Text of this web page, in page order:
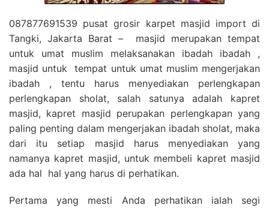
087877691539 pusat grosir karpet masjid import di
Tangki, Jakarta Barat – masjid merupakan tempat
untuk umat muslim melaksanakan ibadah ibadah ,
masjid untuk tempat untuk umat muslim mengerjakan
ibadah , tentu harus menyediakan perlengkapan
perlengkapan sholat, salah satunya adalah kapret
masjid, kapret masjid perupakan perlengkapan yang
paling penting dalam mengerjakan ibadah sholat, maka
dari itu setiap masjid harus menyediakan yang
namanya kapret masjid, untuk membeli kapret masjid
ada hal hal yang harus di perhatikan.
Pertama yang mesti Anda perhatikan ialah segi